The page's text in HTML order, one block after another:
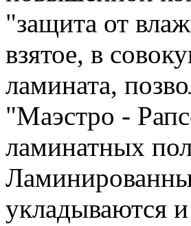
"защита от
взятое, в
ламината,
"Маэстро -
ламинатных
укладываются